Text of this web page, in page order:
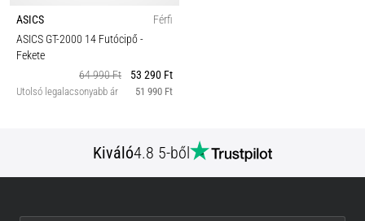
ASICS
Férfi
ASICS GT-2000 14 Futócipő-
Fekete
64 990 Ft
53 290 Ft
Utolsó legalacsonyabb ár 51 990 Ft
Kiváló4.8 5-ből